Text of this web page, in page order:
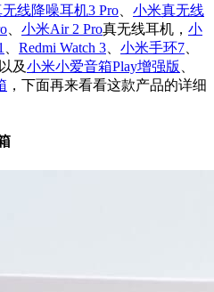
线降噪耳机3 Pro
小米真无线
小米Air 2 Pro真无线耳机， 小
Redmi Watch 3 小米手环7
及小米小爱音箱Play增强版
，下面再来看看这款产品的详细